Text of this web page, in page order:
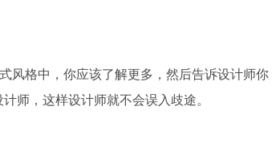
风格中，你应该了解更多，然后告诉设计师你
师，这样设计师就不会误入歧途。